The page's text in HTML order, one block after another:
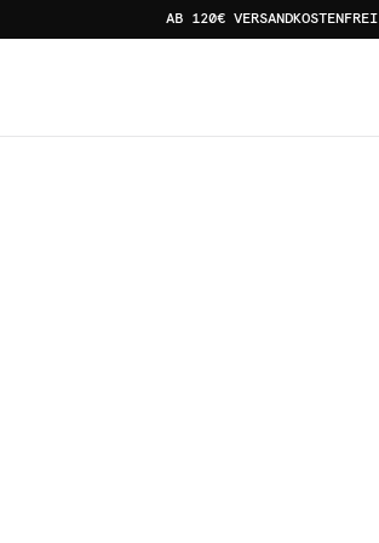
AB 120€ VERSANDKOSTENFREI
pink